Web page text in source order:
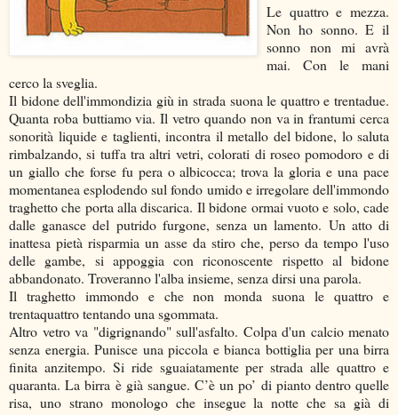
Le quattro e mezza.
Non ho sonno. E il
sonno non mi avrà
mai. Con le mani
cerco la sveglia.
Il bidone dell'immondizia giù in strada suona le quattro e trentadue.
Quanta roba buttiamo via. Il vetro quando non va in frantumi cerca
sonorità liquide e taglienti, incontra il metallo del bidone, lo saluta
rimbalzando, si tuffa tra altri vetri, colorati di roseo pomodoro e di
un giallo che forse fu pera o albicocca; trova la gloria e una pace
momentanea esplodendo sul fondo umido e irregolare dell'immondo
traghetto che porta alla discarica. Il bidone ormai vuoto e solo, cade
dalle ganasce del putrido furgone, senza un lamento. Un atto di
inattesa pietà risparmia un asse da stiro che, perso da tempo l'uso
delle gambe, si appoggia con riconoscente rispetto al bidone
abbandonato. Troveranno l'alba insieme, senza dirsi una parola.
Il traghetto immondo e che non monda suona le quattro e
trentaquattro tentando una sgommata.
Altro vetro va "digrignando" sull'asfalto. Colpa d'un calcio menato
senza energia. Punisce una piccola e bianca bottiglia per una birra
finita anzitempo. Si ride sguaiatamente per strada alle quattro e
quaranta. La birra è già sangue. C’è un po’ di pianto dentro quelle
risa, uno strano monologo che insegue la notte che sa già di